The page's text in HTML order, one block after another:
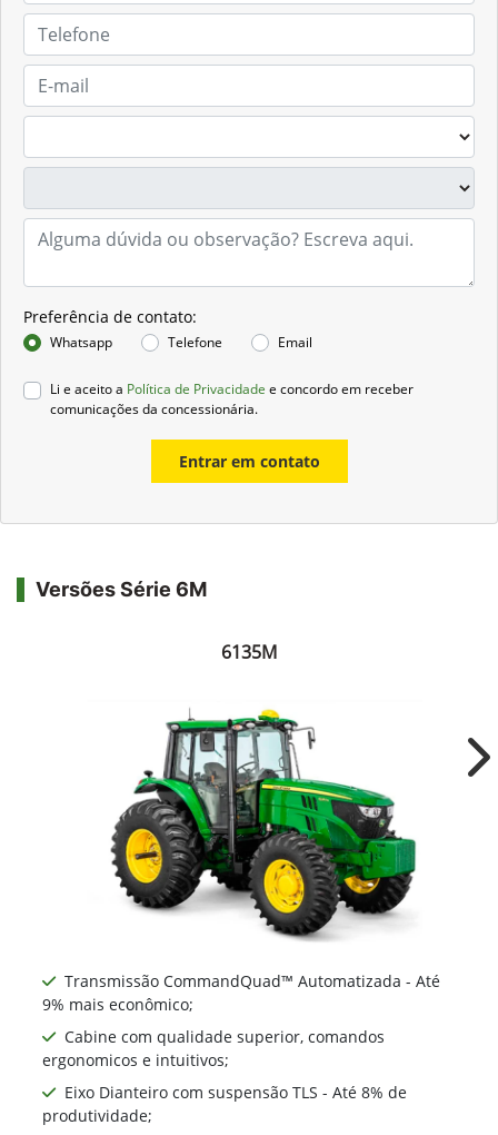
Preferência de contato:
Whatsapp Telefone Email
Li e aceito a Política de Privacidade e concordo em receber
comunicações da concessionária.
Entrar em contato
Versões Série 6M
6135M
Transmissão CommandQuad™ Automatizada - Até
9% mais econômico;
Cabine com qualidade superior, comandos
ergonomicos e intuitivos;
Eixo Dianteiro com suspensão TLS - Até 8% de
produtividade;